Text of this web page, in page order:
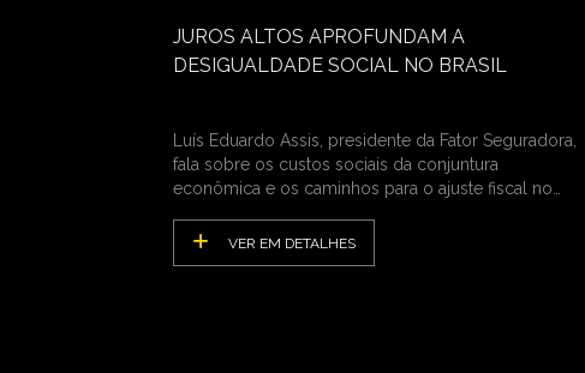
JUROS ALTOS APROFUNDAM A
DESIGUALDADE SOCIAL NO BRASIL
Luís Eduardo Assis, presidente da Fator Seguradora,
fala sobre os custos sociais da conjuntura
econômica e os caminhos para o ajuste fiscal no
VER EM DETALHES